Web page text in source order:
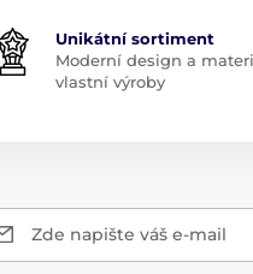
Unikátní sortiment
Moderní design a
vlastní výroby
Zde napište váš e-mail